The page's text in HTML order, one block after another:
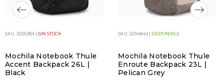
SKU: 3205384 | SIN STOCK
Mochila Notebook Thule
Accent Backpack 26L |
Black
SKU: 3204843 | DISPONIBLE
Mochila Notebook Thule
Enroute Backpack 23L |
Pelican Grey